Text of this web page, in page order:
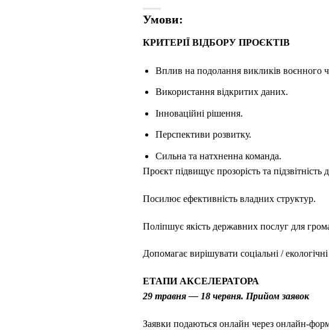
Умови:
КРИТЕРІЇ ВІДБОРУ ПРОЄКТІВ
Вплив на подолання викликів воєнного
Використання відкритих даних.
Інноваційні рішення.
Перспективи розвитку.
Сильна та натхненна команда.
Проєкт підвищує прозорість та підзвітність
Посилює ефективність владних структур.
Поліпшує якість державних послуг для
Допомагає вирішувати соціальні /
ЕТАПИ АКСЕЛЕРАТОРА
29 травня — 18 червня. Прийом заявок
Заявки подаються онлайн через онлайн-